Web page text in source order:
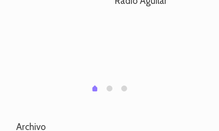
0 1 2
Archivo